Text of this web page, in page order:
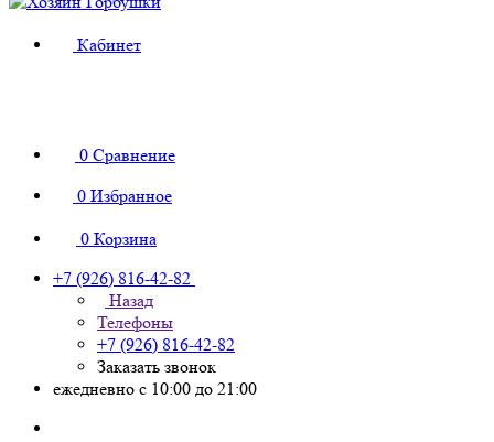
Кабинет
0 Сравнение
0 Избранное
0 Корзина
+7 (926) 816-42-82
Назад
Телефоны
+7 (926) 816-42-82
Заказать звонок
ежедневно с 10:00 до 21:00